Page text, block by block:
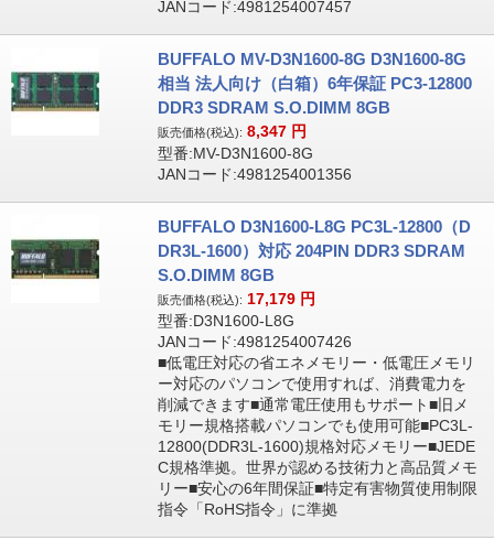
JANコード:4981254007457
BUFFALO MV-D3N1600-8G D3N1600-8G
相当 法人向け（白箱）6年保証 PC3-12800
DDR3 SDRAM S.O.DIMM 8GB
販売価格(税込): 8,347 円
型番:MV-D3N1600-8G
JANコード:4981254001356
BUFFALO D3N1600-L8G PC3L-12800（D
DR3L-1600）対応 204PIN DDR3 SDRAM
S.O.DIMM 8GB
販売価格(税込): 17,179 円
型番:D3N1600-L8G
JANコード:4981254007426
■低電圧対応の省エネメモリー・低電圧メモリ
ー対応のパソコンで使用すれば、消費電力を
削減できます■通常電圧使用もサポート■旧メ
モリー規格搭載パソコンでも使用可能■PC3L-
12800(DDR3L-1600)規格対応メモリー■JEDE
C規格準拠。世界が認める技術力と高品質メモ
リー■安心の6年間保証■特定有害物質使用制限
指令「RoHS指令」に準拠